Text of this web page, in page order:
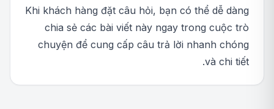
Khi khách hàng đặt câu hỏi, bạn có thể dễ dàng
chia sẻ các bài viết này ngay trong cuộc trò
chuyện để cung cấp câu trả lời nhanh chóng
và chi tiết.